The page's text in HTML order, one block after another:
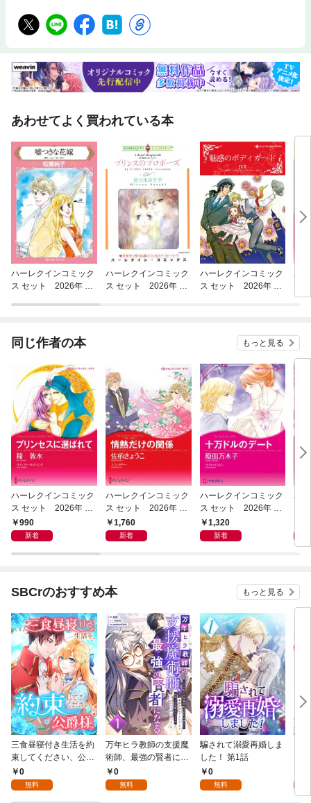
あわせてよく買われている本
ハーレクインコミック
ス セット 2026年 vo
ハーレクインコミック
ス セット 2026年 vo
ハーレクインコミック
ス セット 2026年 vo
ハ
同じ作者の本 もっと見る
ハーレクインコミック
ス セット 2026年 vo
l.961
990
新着
ハーレクインコミック
ス セット 2026年 vo
l.1082
1,760
新着
ハーレクインコミック
ス セット 2026年 vo
l.1020
1,320
新着
ハ
SBCrのおすすめ本 もっと見る
三食昼寝付き生活を約
束してください、公爵
様 1話
0
無料
万年ヒラ教師の支援魔
術師、最強の賢者にな
る～不人気の支援魔術
師は給料泥棒だと魔術
0
無料
騙されて溺愛再婚しま
した！ 第1話
0
無料